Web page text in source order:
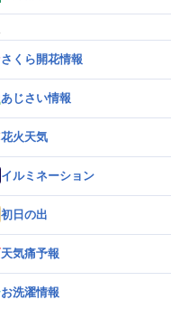
さくら開花情報
あじさい情報
花火天気
イルミネーション
初日の出
天気痛予報
お洗濯情報